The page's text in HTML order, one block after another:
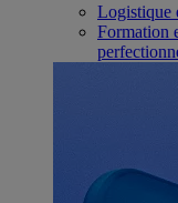
Logistique
Formation